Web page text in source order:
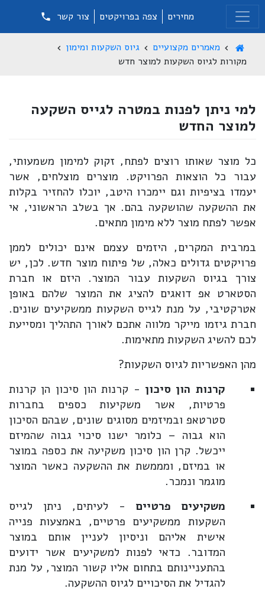
מחירים צפה בפרויקטים צור קשר
מאמרים מקצועיים
גיוס השקעות ומימון
מקורות לגיוס השקעות למוצר חדש
למי ניתן לפנות במטרה לגייס השקעה
למוצר החדש
כל מוצר שאותו רוצים לפתח, זקוק למימון משמעותי,
עבור כל הוצאות הפרויקט. מוצרים מוצלחים, אשר
יעמדו בציפיות וגם יימכרו היטב, יוכלו להחזיר בקלות
את ההשקעה שהושקעה בהם. אך בשלב הראשוני, אי
אפשר לפתח מוצר ללא מימון מתאים.
במרבית המקרים, היזמים עצמם אינם יכולים לממן
פרויקטים גדולים כאלה, של פיתוח מוצר חדש. לכן, יש
צורך בגיוס השקעות עבור המוצר. היזם או חברת
הסטארט אפ דואגים להציג את המוצר שלהם באופן
אטרקטיבי, על מנת לגייס השקעות ממשקיעים שונים.
חברת גיזמו מייקר מלווה אתכם לאורך התהליך ומסייעת
לכם להשיג השקעות מתאימות.
מהן האפשריות לגיוס השקעות?
קרנות הון סיכון - קרנות הון סיכון הן קרנות
פרטיות, אשר משקיעות כספים בחברות
סטרטאפ ובמיזמים מסוגים שונים, שבהם הסיכון
הוא גבוה – כלומר ישנו סיכוי גבוה שהמיזם
ייכשל. קרן הון סיכון משקיעה את כספה במוצר
או במיזם, ומממשת את ההשקעה כאשר המוצר
מוגמר ונמכר.
משקיעים פרטיים - לעיתים, ניתן לגייס
השקעות ממשקיעים פרטיים, באמצעות פנייה
אישית אליהם וניסיון לעניין אותם במוצר
המדובר. כדאי לפנות למשקיעים אשר ידועים
בהתעניינותם בתחום אליו קשור המוצר, על מנת
להגדיל את הסיכויים לגיוס ההשקעה.